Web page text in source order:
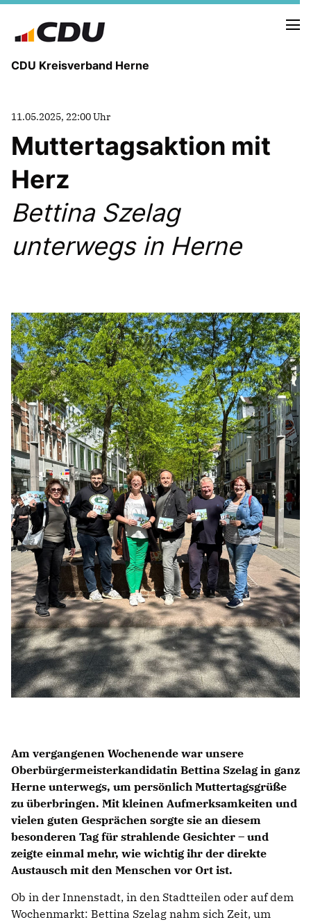
CDU Kreisverband Herne
ORTSVERBÄNDE
VEREINIGUNGEN
FOTOS
11.05.2025, 22:00 Uhr
Muttertagsaktion mit
Herz
Bettina Szelag
unterwegs in Herne
Am vergangenen Wochenende war unsere
Oberbürgermeisterkandidatin Bettina Szelag in ganz
Herne unterwegs, um persönlich Muttertagsgrüße
zu überbringen. Mit kleinen Aufmerksamkeiten und
vielen guten Gesprächen sorgte sie an diesem
besonderen Tag für strahlende Gesichter – und
zeigte einmal mehr, wie wichtig ihr der direkte
Austausch mit den Menschen vor Ort ist.
Ob in der Innenstadt, in den Stadtteilen oder auf dem
Wochenmarkt: Bettina Szelag nahm sich Zeit, um